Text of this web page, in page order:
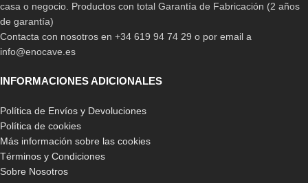
casa o negocio. Productos con total Garantía de Fabricación (2 años
de garantía)
Contacta con nosotros en +34 619 94 74 29 o por email a
info@enocave.es
INFORMACIONES ADICIONALES
Política de Envíos y Devoluciones
Política de cookies
Más información sobre las cookies
Términos y Condiciones
Sobre Nosotros